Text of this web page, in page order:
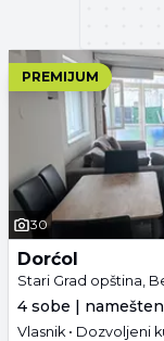
PREMIJUM
30
Dorćol
Stari Grad opština,
4 sobe |